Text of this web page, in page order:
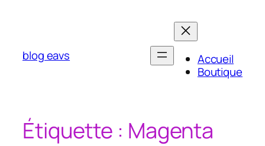
blog eavs
Accueil
Boutique
Étiquette : Magenta